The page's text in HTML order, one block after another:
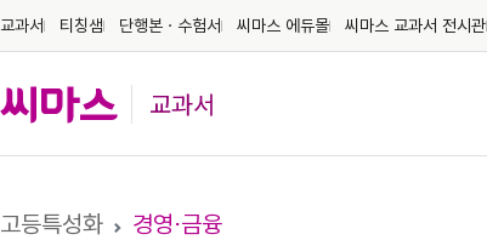
교과서 티칭샘 단행본ㆍ수험서 씨마스 에듀몰 씨마스 교과서 전시관
교과서
고등특성화 경영⋅금융